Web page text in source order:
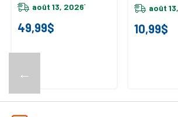
←
août 13, 2026*
49,99$
août
10,99$